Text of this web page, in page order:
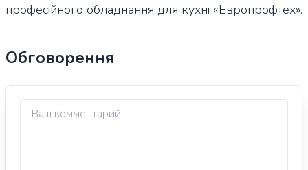
професійного обладнання для кухні «Европрофтех».
Обговорення